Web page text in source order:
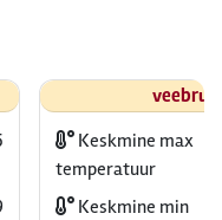
Keskmine max
temperatuur
Keskmine min